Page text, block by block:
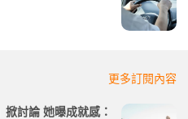
更多訂閱內容
討論 她曝成就感：